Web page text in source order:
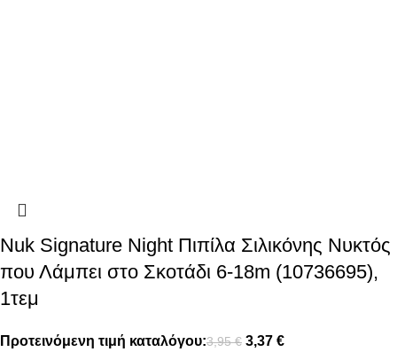
Nuk Signature Night Πιπίλα Σιλικόνης Νυκτός
που Λάμπει στο Σκοτάδι 6-18m (10736695),
1τεμ
Προτεινόμενη τιμή καταλόγου:3,95€ 3,37 €